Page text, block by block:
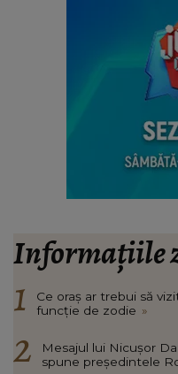
Informațiile
Ce oraș ar trebui să
funcție de zodie »
Mesajul lui Nicușor
spune președintele